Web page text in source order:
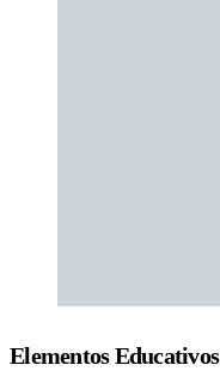
Elementos Educativos